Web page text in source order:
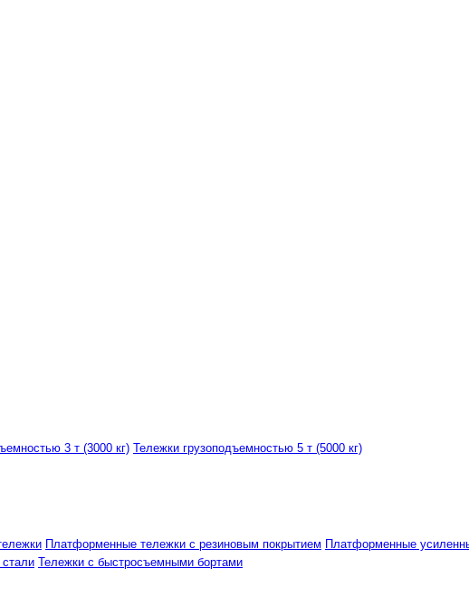
3 т (3000 кг) Тележки грузоподъемностью 5 т (5000 кг)
Платформенные тележки с резиновым покрытием Платформенные
Тележки с быстросъемными бортами